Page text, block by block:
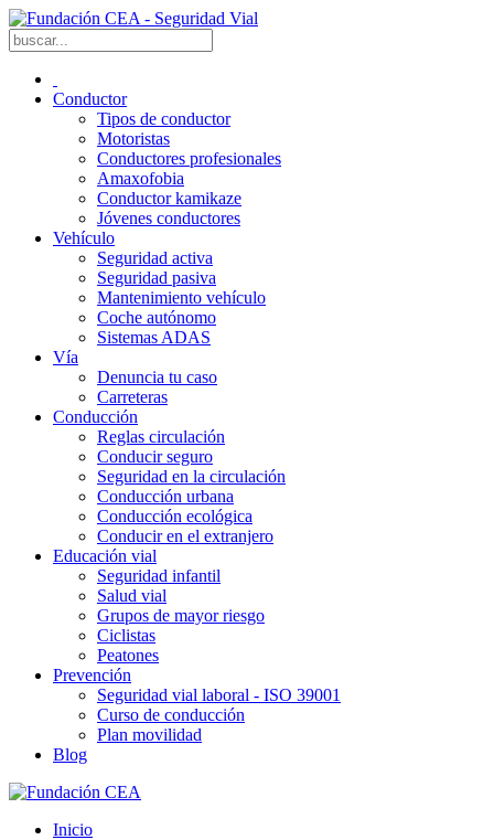
Conductor
Tipos de conductor
Motoristas
Conductores profesionales
Amaxofobia
Conductor kamikaze
Jóvenes conductores
Vehículo
Seguridad activa
Seguridad pasiva
Mantenimiento vehículo
Coche autónomo
Sistemas ADAS
Vía
Denuncia tu caso
Carreteras
Conducción
Reglas circulación
Conducir seguro
Seguridad en la circulación
Conducción urbana
Conducción ecológica
Conducir en el extranjero
Educación vial
Seguridad infantil
Salud vial
Grupos de mayor riesgo
Ciclistas
Peatones
Prevención
Seguridad vial laboral - ISO 39001
Curso de conducción
Plan movilidad
Blog
Inicio